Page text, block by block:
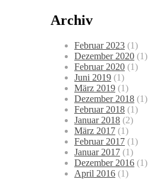
Archiv
Februar 2023 (1)
Dezember 2020 (1)
Februar 2020 (1)
Juni 2019 (1)
März 2019 (1)
Dezember 2018 (1)
Februar 2018 (1)
Januar 2018 (2)
März 2017 (1)
Februar 2017 (1)
Januar 2017 (1)
Dezember 2016 (1)
April 2016 (1)